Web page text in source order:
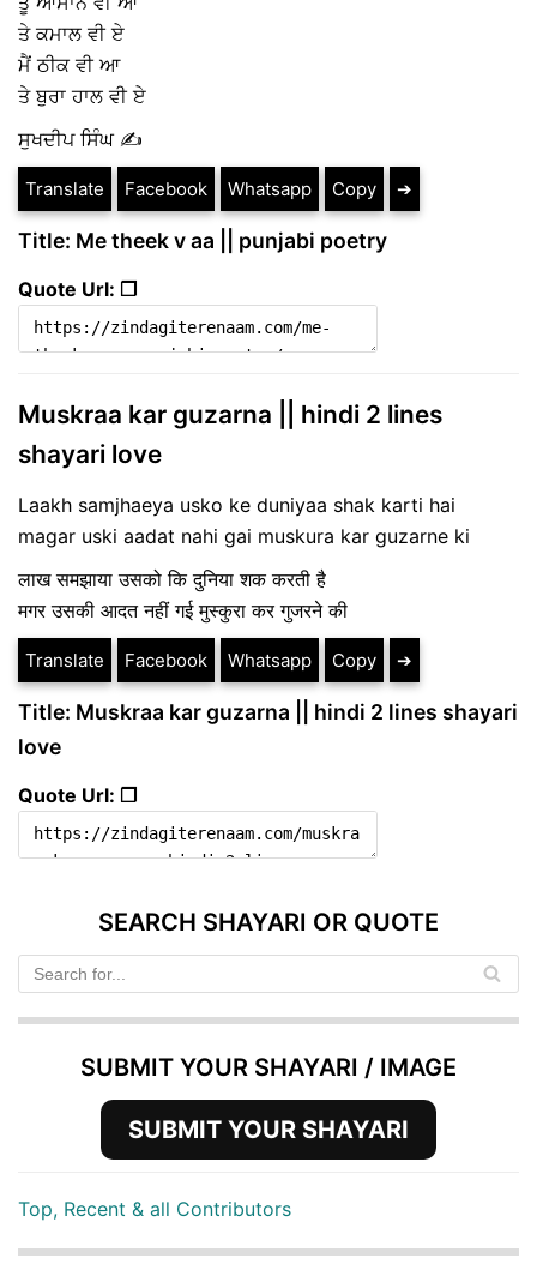
ਤੇ ਕਮਾਲ ਵੀ ਏ
ਮੈਂ ਠੀਕ ਵੀ ਆ
ਤੇ ਬੁਰਾ ਹਾਲ ਵੀ ਏ
ਸੁਖਦੀਪ ਸਿੰਘ ✍
Translate Facebook Whatsapp Copy ➔
Title: Me theek v aa || punjabi poetry
Quote Url: ❐
Muskraa kar guzarna || hindi 2 lines
shayari love
Laakh samjhaeya usko ke duniyaa shak karti hai
magar uski aadat nahi gai muskura kar guzarne ki
लाख समझाया उसको कि दुनिया शक करती है
मगर उसकी आदत नहीं गई मुस्कुरा कर गुजरने की
Translate Facebook Whatsapp Copy ➔
Title: Muskraa kar guzarna || hindi 2 lines shayari
love
Quote Url: ❐
SEARCH SHAYARI OR QUOTE
SUBMIT YOUR SHAYARI / IMAGE
SUBMIT YOUR SHAYARI
Top, Recent & all Contributors